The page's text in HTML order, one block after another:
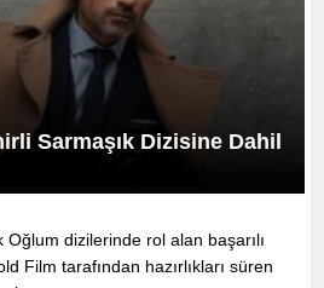
Sarmaşık Dizisine Dahil
dizilerinde rol alan başarılı
Film tarafından hazırlıkları süren